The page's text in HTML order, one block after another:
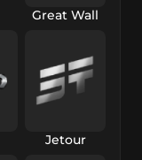
Great Wall
Jetour